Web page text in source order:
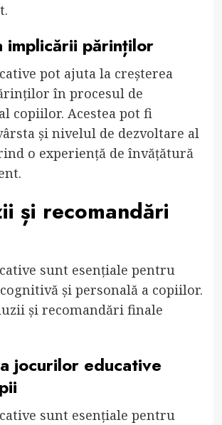
implicării părinților
pot ajuta la creșterea
în procesul de
copiilor. Acestea pot fi
și nivelul de dezvoltare al
o experiență de învățătură
și recomandări
sunt esențiale pentru
și personală a copiilor.
și recomandări finale
jocurilor educative
sunt esențiale pentru